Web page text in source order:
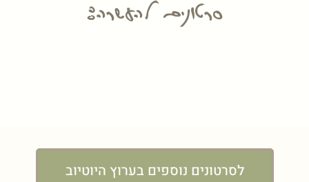
סרטונים להעשרה:
לסרטונים נוספים בערוץ היוטיוב